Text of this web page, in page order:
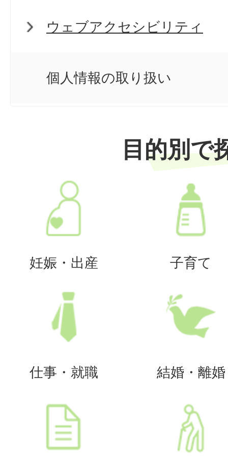
ウェブアクセシビリティ
個人情報の取り扱い
目的別で
妊娠・出産 子育て
仕事・就職 結婚・離婚